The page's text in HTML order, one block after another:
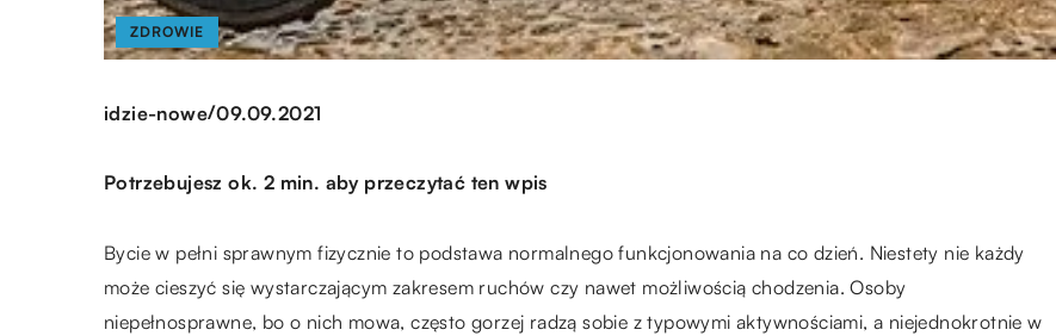
ZDROWIE
idzie-nowe/09.09.2021
Potrzebujesz ok. 2 min. aby przeczytać ten wpis
Bycie w pełni sprawnym fizycznie to podstawa normalnego funkcjonowania na co dzień. Niestety nie każdy
może cieszyć się wystarczającym zakresem ruchów czy nawet możliwością chodzenia. Osoby
niepełnosprawne, bo o nich mowa, często gorzej radzą sobie z typowymi aktywnościami, a niejednokrotnie w